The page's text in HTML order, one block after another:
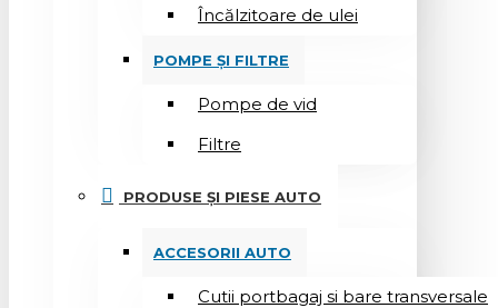
Încălzitoare de ulei
POMPE ȘI FILTRE
Pompe de vid
Filtre
PRODUSE ȘI PIESE AUTO
ACCESORII AUTO
Cutii portbagaj si bare transversale